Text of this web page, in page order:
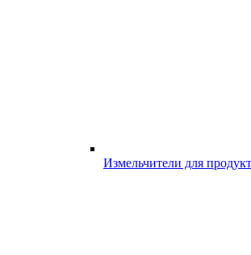
Измельчители для